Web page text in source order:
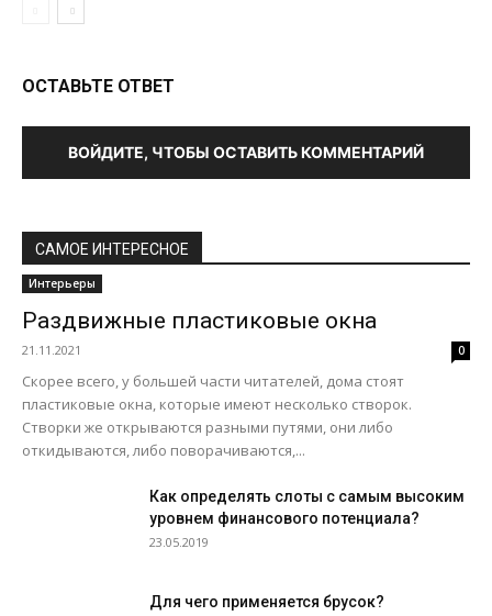
ОСТАВЬТЕ ОТВЕТ
ВОЙДИТЕ, ЧТОБЫ ОСТАВИТЬ КОММЕНТАРИЙ
САМОЕ ИНТЕРЕСНОЕ
Интерьеры
Раздвижные пластиковые окна
21.11.2021 0
Скорее всего, у большей части читателей, дома стоят
пластиковые окна, которые имеют несколько створок.
Створки же открываются разными путями, они либо
откидываются, либо поворачиваются,...
Как определять слоты с самым высоким
уровнем финансового потенциала?
23.05.2019
Для чего применяется брусок?